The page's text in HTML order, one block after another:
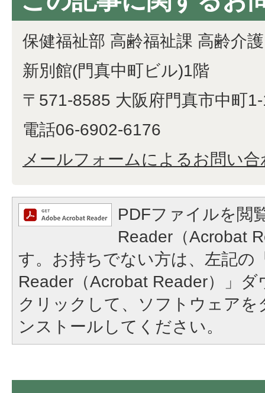
保健福祉部 高齢福祉課 高齢介
新別館(門真中町ビル)1階
〒571-8585 大阪府門真市中町
電話06-6902-6176
メールフォームによるお問い合
PDFファイルを閲
Reader（Acrobat
す。お持ちでない方は、左記の
Reader（Acrobat Reader）」
クリックして、ソフトウェア
ンストールしてください。